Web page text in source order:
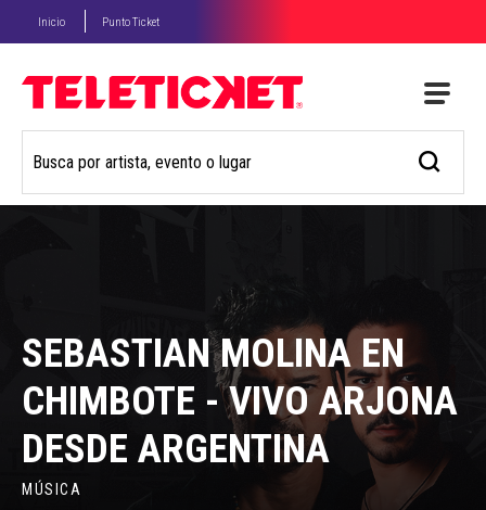
Inicio Punto Ticket
SEBASTIAN MOLINA EN
CHIMBOTE - VIVO ARJONA
DESDE ARGENTINA
MÚSICA